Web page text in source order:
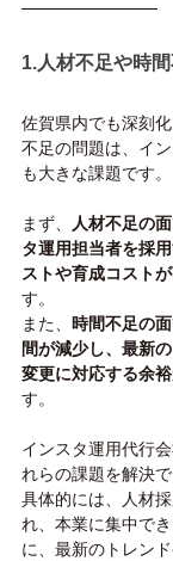
1.人材不足や時
佐賀県内でも深刻
不足の問題は、イ
も大きな課題です。
まず、
人材不足の
タ運用担当者を採
ストや育成コスト
す。
また、 時間不足の
間が減少し、最新
変更に対応する余
す。
インスタ運用代行
れらの課題を解決で
具体的には、人材
れ、本業に集中で
に、最新のトレン